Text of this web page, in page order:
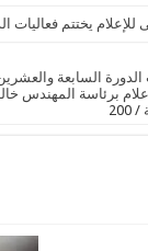
للإعلام يختتم فعاليات
السابعة
/
200